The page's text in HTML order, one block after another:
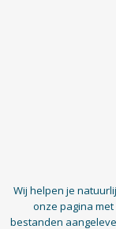
Wij helpen je
onze pagina met
bestanden